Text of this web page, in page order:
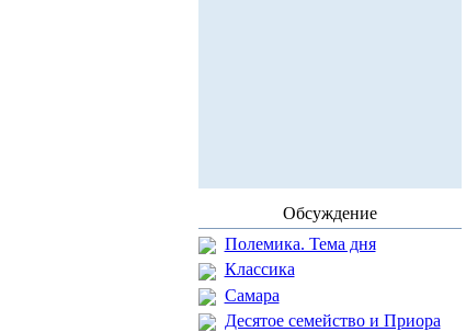
Обсуждение
Полемика. Тема дня
Классика
Самара
Десятое семейство и Приора